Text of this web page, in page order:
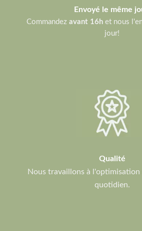
Envoyé le même
Commandez avant 16h et nous
jour!
Qualité
Nous travaillons à
quotidien.